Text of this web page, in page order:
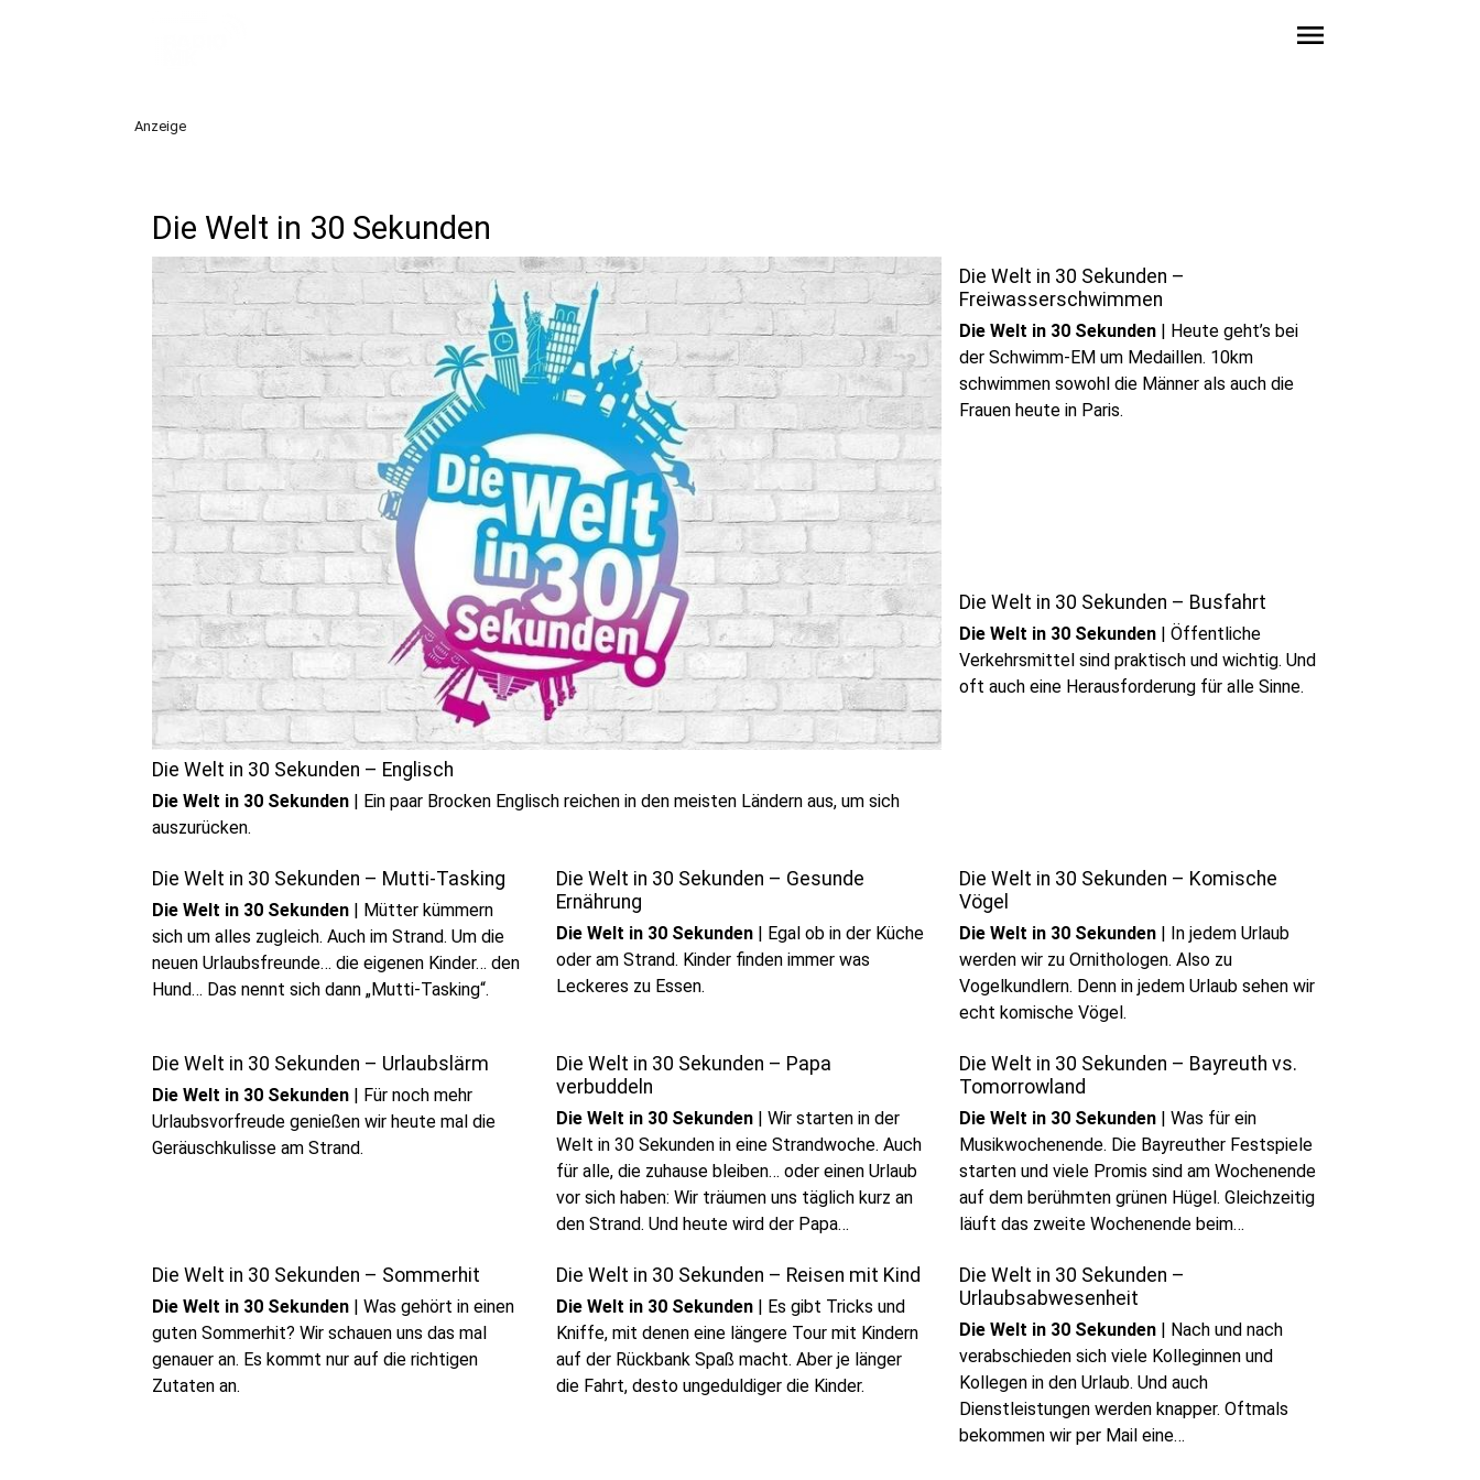
menu
Anzeige
Die Welt in 30 Sekunden
Die Welt in 30 Sekunden – Englisch
Die Welt in 30 Sekunden | Ein paar Brocken Englisch reichen in den meisten Ländern aus, um sich
auszurücken.
Die Welt in 30 Sekunden –
Freiwasserschwimmen
Die Welt in 30 Sekunden | Heute geht’s bei
der Schwimm-EM um Medaillen. 10km
schwimmen sowohl die Männer als auch die
Frauen heute in Paris.
Die Welt in 30 Sekunden – Busfahrt
Die Welt in 30 Sekunden |Öffentliche
Verkehrsmittel sind praktisch und wichtig. Und
oft auch eine Herausforderung für alle Sinne.
Die Welt in 30 Sekunden – Mutti-Tasking
Die Welt in 30 Sekunden | Mütter kümmern
sich um alles zugleich. Auch im Strand. Um die
neuen Urlaubsfreunde… die eigenen Kinder… den
Hund… Das nennt sich dann „Mutti-Tasking“.
Die Welt in 30 Sekunden – Gesunde
Ernährung
Die Welt in 30 Sekunden| Egal ob in der Küche
oder am Strand. Kinder finden immer was
Leckeres zu Essen.
Die Welt in 30 Sekunden – Komische
Vögel
Die Welt in 30 Sekunden | In jedem Urlaub
werden wir zu Ornithologen. Also zu
Vogelkundlern. Denn in jedem Urlaub sehen wir
echt komische Vögel.
Die Welt in 30 Sekunden – Urlaubslärm
Die Welt in 30 Sekunden | Für noch mehr
Urlaubsvorfreude genießen wir heute mal die
Geräuschkulisse am Strand.
Die Welt in 30 Sekunden – Papa
verbuddeln
Die Welt in 30 Sekunden| Wir starten in der
Welt in 30 Sekunden in eine Strandwoche. Auch
für alle, die zuhause bleiben… oder einen Urlaub
vor sich haben: Wir träumen uns täglich kurz an
den Strand. Und heute wird der Papa
Die Welt in 30 Sekunden – Bayreuth vs.
Tomorrowland
Die Welt in 30 Sekunden |Was für ein
Musikwochenende. Die Bayreuther Festspiele
starten und viele Promis sind am Wochenende
auf dem berühmten grünen Hügel. Gleichzeitig
läuft das zweite Wochenende beim
unterschiedlich sind die beiden
Veranstaltungen gar nicht.
Die Welt in 30 Sekunden – Sommerhit
Die Welt in 30 Sekunden | Was gehört in einen
guten Sommerhit? Wir schauen uns das mal
genauer an. Es kommt nur auf die richtigen
Zutaten an.
Die Welt in 30 Sekunden – Reisen mit Kind
Die Welt in 30 Sekunden| Es gibt Tricks und
Kniffe, mit denen eine längere Tour mit Kindern
auf der Rückbank Spaß macht. Aber je länger
die Fahrt, desto ungeduldiger die Kinder.
Die Welt in 30 Sekunden –
Urlaubsabwesenheit
Die Welt in 30 Sekunden | Nach und nach
verabschieden sich viele Kolleginnen und
Kollegen in den Urlaub. Und auch
Dienstleistungen werden knapper. Oftmals
bekommen wir per Mail eine